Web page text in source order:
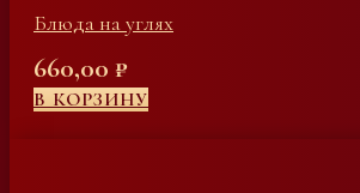
Блюда на углях
660,00 ₽
В КОРЗИНУ